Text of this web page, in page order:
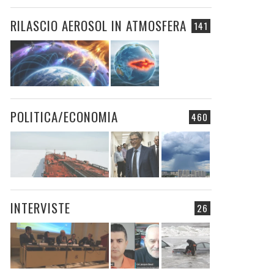
141
RILASCIO AEROSOL IN ATMOSFERA
460
POLITICA/ECONOMIA
26
INTERVISTE